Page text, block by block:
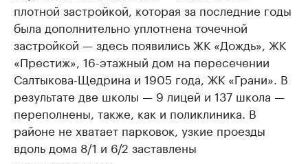
плотной застройкой, которая за последние годы
была дополнительно уплотнена точечной
застройкой — здесь появились ЖК «Дождь», ЖК
«Престиж», 16-этажный дом на пересечении
Салтыкова-Щедрина и 1905 года, ЖК «Грани». В
результате две школы — 9 лицей и 137 школа —
переполнены, также, как и поликлиника. В
районе не хватает парковок, узкие проезды
вдоль дома 8/1 и 6/2 заставлены